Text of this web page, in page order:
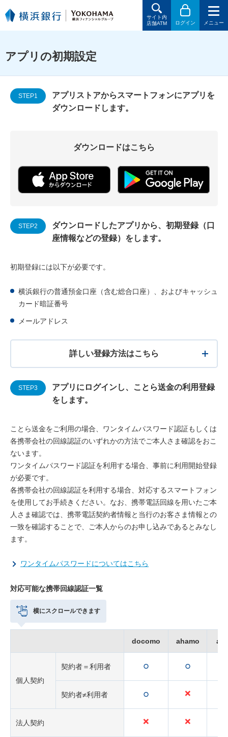
サイト内
店舗ATM
ログイン メニュー
アプリの初期設定
STEP1
アプリストアからスマートフォンにアプリを
ダウンロードします。
ダウンロードはこちら
STEP2
ダウンロードしたアプリから、初期登録（口
座情報などの登録）をします。
初期登録には以下が必要です。
横浜銀行の普通預金口座（含む総合口座）、およびキャッシュ
カード暗証番号
メールアドレス
詳しい登録方法はこちら
STEP3
アプリにログインし、ことら送金の利用登録
をします。
ことら送金をご利用の場合、ワンタイムパスワード認証もしくは
各携帯会社の回線認証のいずれかの方法でご本人さま確認をおこ
ないます。
ワンタイムパスワード認証を利用する場合、事前に利用開始登録
が必要です。
各携帯会社の回線認証を利用する場合、対応するスマートフォン
を使用してお手続きください。なお、携帯電話回線を用いたご本
人さま確認では、携帯電話契約者情報と当行のお客さま情報との
一致を確認することで、ご本人からのお申し込みであるとみなし
ます。
ワンタイムパスワードについてはこちら
対応可能な携帯回線認証一覧
横にスクロールできます
docomo ahamo au
個人契約
契約者＝利用者
可
可
契約者≠利用者
可
不
法人契約
不
不